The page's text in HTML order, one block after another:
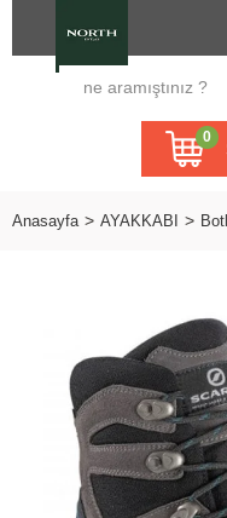
0
Anasayfa AYAKKABI